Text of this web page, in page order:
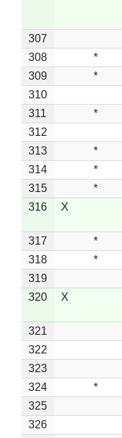
307
308
*
309
*
310
311
*
312
313
*
314
*
315
*
316
X
317 *
318
*
319
320
X
321
322
323
324
*
325
326